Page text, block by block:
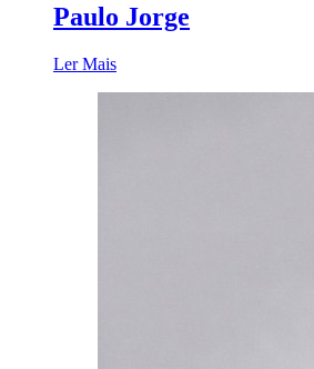
Paulo Jorge
Ler Mais